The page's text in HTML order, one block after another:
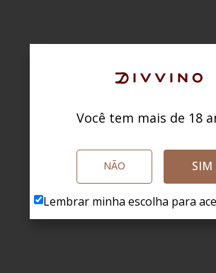
Você tem mais de 18
NÃO SIM
Lembrar minha escolha para